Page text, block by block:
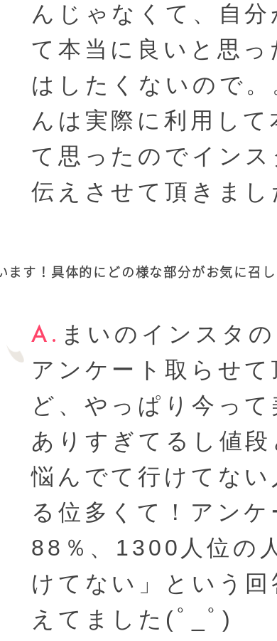
んじゃなくて、自分
て本当に良いと思
はしたくないので
んは実際に利用して
て思ったのでイン
伝えさせて頂きまし
ます！具体的にどの様な部分がお気に召
まいのインスタ
アンケート取らせ
ど、やっぱり今っ
ありすぎてるし値
悩んでて行けてな
る位多くて！アンケ
88％、1300人位の
けてない」という
えてました(ﾟ_ﾟ)